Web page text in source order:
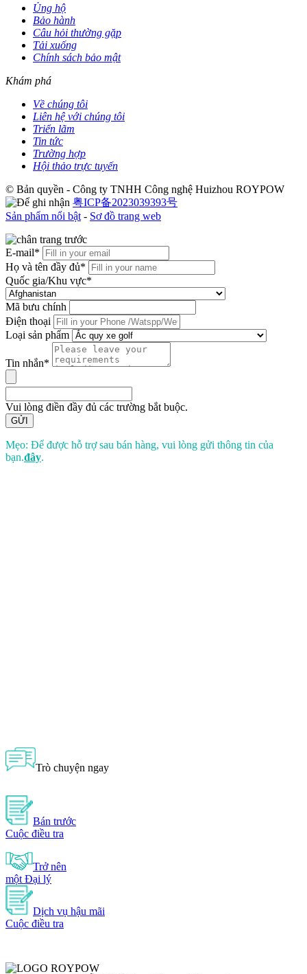
Ủng hộ
Bảo hành
Câu hỏi thường gặp
Tải xuống
Chính sách bảo mật
Khám phá
Về chúng tôi
Liên hệ với chúng tôi
Triển lãm
Tin tức
Trường hợp
Hội thảo trực tuyến
© Bản quyền - Công ty TNHH Công nghệ Huizhou ROYPOW
粤ICP备2023039393号
Sản phẩm nổi bật - Sơ đồ trang web
E-mail*
Họ và tên đầy đủ*
Quốc gia/Khu vực*
Mã bưu chính
Điện thoại
Loại sản phẩm
Tin nhắn*
Vui lòng điền đầy đủ các trường bắt buộc.
GỬI
Mẹo: Để được hỗ trợ sau bán hàng, vui lòng gửi thông tin của
bạn.đây.
Trò chuyện ngay
Bán trước
Cuộc điều tra
Trở nên
một Đại lý
Dịch vụ hậu mãi
Cuộc điều tra